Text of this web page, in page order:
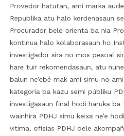
Provedor hatutan, ami marka
Republika atu halo kerdenasaun
Procurador bele orienta ba nia
kontinua halo kolaborasaun ho
investigador sira no mos pesoal
hare tuir rekomendasaun, atu
balun ne’ebé mak ami simu no
kategoria ba kazu semi públiku
investigasaun final hodi haruka ba
wainhira PDHJ simu keixa ne’e
vitima, ofisias PDHJ bele